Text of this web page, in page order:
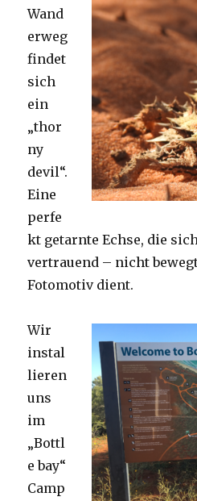
Wand
erweg
findet
sich
ein
„thor
ny
devil“.
Eine
perfe
kt getarnte Echse, die
vertrauend – nicht
Fotomotiv dient.
Wir
instal
lieren
uns
im
„Bottl
e bay“
Camp